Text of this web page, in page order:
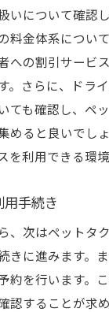
いについて確認
料金体系につい
への割引サービ
。さらに、ドラ
ても確認し、ペ
めると良いでし
を利用できる環境
手続き
、次はペットタ
きに進みます。
約を行います。
認することが求